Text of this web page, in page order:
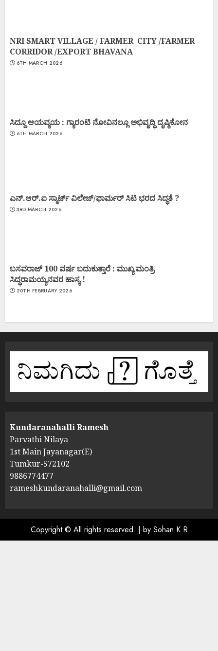
NRI SMART VILLAGE / FARMER CITY /FARMER
CORRIDOR /EXPORT BHAVANA
6TH MARCH 2026
ಸಿದ್ದೂ ಆಯವ್ಯಯ : ಗ್ಯಾರಂಟಿ ನೋವಿನಲ್ಲೂ ಅಭಿವೃದ್ಧಿ ದೃಷ್ಠಿಕೋನ
6TH MARCH 2026
ಎನ್.ಆರ್.ಐ ಸ್ಮಾರ್ಟ್ ವಿಲೇಜ್/ಫಾರ್ಮರ್ ಸಿಟಿ ಭರದ ಸಿದ್ಧತೆ ?
3RD MARCH 2026
ಬಸವರಾಜ್ 100 ವರ್ಷ ಬದುಕುತ್ತಾರೆ : ಮುಖ್ಯ ಮಂತ್ರಿ
ಸಿದ್ಧರಾಮಯ್ಯನವರ ಹಾಸ್ಯ !
20TH FEBRUARY 2026
Kundaranahalli Ramesh
Parvathi Nilaya
1st Main Jayanagar(E)
Tumkur-572102
9886774477
rameshkundaranahalli@gmail.com
Copyright © All rights reserved. | by Sohan K R